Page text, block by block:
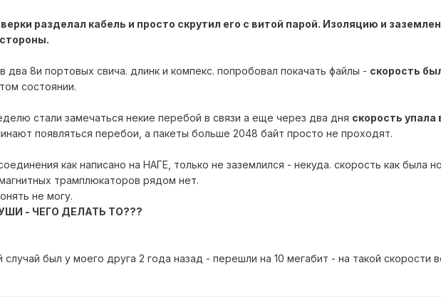
разделал кабель и просто скрутил его с витой парой. Изоляцию и
два 8и портовых свича. длинк и компекс. попробовал покачать файлы - скорость
состоянии.
стали замечаться некие перебой в связи а еще через два дня скорость упала
появляться перебои, а пакеты больше 2048 байт просто не проходят.
как написано на НАГЕ, только не заземлился - некуда. скорость как была
трамплюкаторов рядом нет.
не могу.
- ЧЕГО ДЕЛАТЬ ТО???
случай был у моего друга 2 года назад - перешли на 10 мегабит - на такой скорости